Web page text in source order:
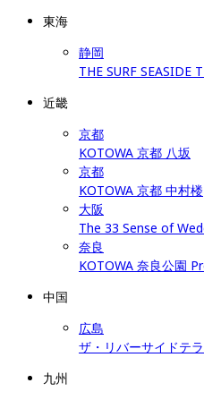
東海
静岡
THE SURF SEASIDE
近畿
京都
KOTOWA 京都 八坂
京都
KOTOWA 京都 中村楼
大阪
The 33 Sense of
奈良
KOTOWA 奈良公園
中国
広島
ザ・リバーサイドテ
九州